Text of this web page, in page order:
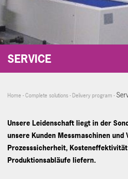
SERVICE
Home - Complete solutions - Delivery program -
Unsere Leidenschaft liegt in der
unsere Kunden Messmaschinen
Prozesssicherheit,
Produktionsabläufe liefern.